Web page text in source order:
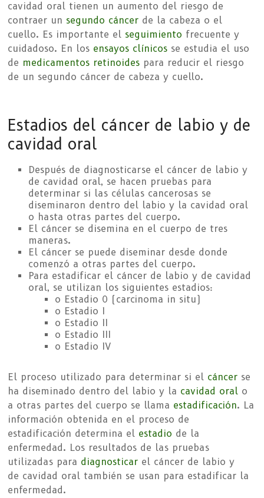
cavidad oral tienen un aumento del riesgo de
contraer un segundo cáncer de la cabeza o el
cuello. Es importante el seguimiento frecuente y
cuidadoso. En los ensayos clínicos se estudia el uso
de medicamentos retinoides para reducir el riesgo
de un segundo cáncer de cabeza y cuello.
Estadios del cáncer de labio y de
cavidad oral
Después de diagnosticarse el cáncer de labio y
de cavidad oral, se hacen pruebas para
determinar si las células cancerosas se
diseminaron dentro del labio y la cavidad oral
o hasta otras partes del cuerpo.
El cáncer se disemina en el cuerpo de tres
maneras.
El cáncer se puede diseminar desde donde
comenzó a otras partes del cuerpo.
Para estadificar el cáncer de labio y de cavidad
oral, se utilizan los siguientes estadios:
o Estadio 0 (carcinoma in situ)
o Estadio I
o Estadio II
o Estadio III
o Estadio IV
El proceso utilizado para determinar si el cáncer se
ha diseminado dentro del labio y la cavidad oral o
a otras partes del cuerpo se llama estadificación. La
información obtenida en el proceso de
estadificación determina el estadio de la
enfermedad. Los resultados de las pruebas
utilizadas para diagnosticar el cáncer de labio y
de cavidad oral también se usan para estadificar la
enfermedad.